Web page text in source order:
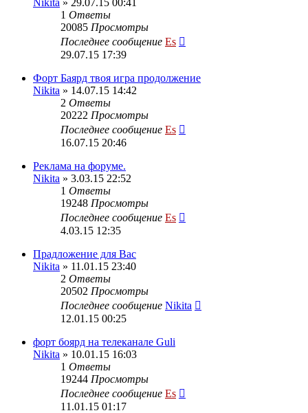
1 Ответы
20085 Просмотры
Последнее сообщение Es
29.07.15 17:39
Форт Баярд твоя игра продолжение
Nikita » 14.07.15 14:42
2 Ответы
20222 Просмотры
Последнее сообщение Es
16.07.15 20:46
Реклама на форуме.
Nikita » 3.03.15 22:52
1 Ответы
19248 Просмотры
Последнее сообщение Es
4.03.15 12:35
Прадложение для Вас
Nikita » 11.01.15 23:40
2 Ответы
20502 Просмотры
Последнее сообщение Nikita
12.01.15 00:25
форт боярд на телеканале Guli
Nikita » 10.01.15 16:03
1 Ответы
19244 Просмотры
Последнее сообщение Es
11.01.15 01:17